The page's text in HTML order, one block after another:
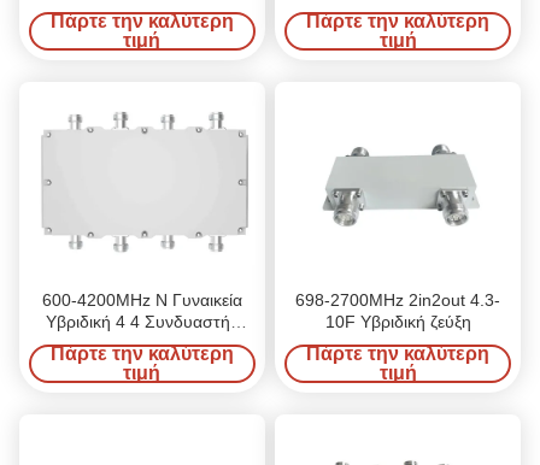
Πάρτε την καλύτερη
τιμή
Πάρτε την καλύτερη
τιμή
600-4200MHz N Γυναικεία
Υβριδική 4 4 Συνδυαστής
χαμηλή PIM -161dBC
Πάρτε την καλύτερη
τιμή
698-2700MHz 2in2out 4.3-
10F Υβριδική ζεύξη
Πάρτε την καλύτερη
τιμή